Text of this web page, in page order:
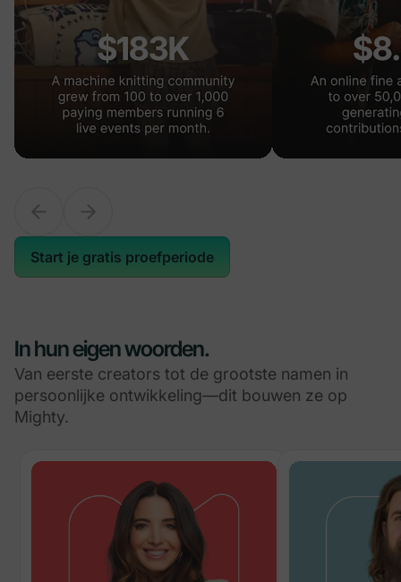
Start je gratis proefperiode
In hun eigen woorden.
Van eerste creators tot de grootste namen in
persoonlijke ontwikkeling—dit bouwen ze op
Mighty.